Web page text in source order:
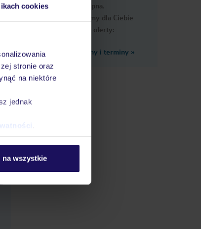
cookies
stronie oraz
na niektóre
jednak
na wszystkie
dostępna.
Przygotowaliśmy dla Ciebie
podobne oferty:
Zobacz inne ceny i terminy »